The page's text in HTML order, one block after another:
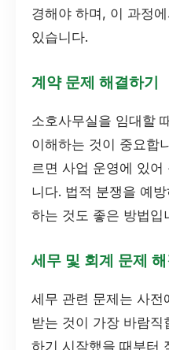
경해야 하며, 이 과정
있습니다.
계약 문제 해결하기
소호사무실을 임대할
이해하는 것이 중요합
르면 사업 운영에 있
니다. 법적 분쟁을 예
하는 것도 좋은 방법입
세무 및 회계 문제
세무 관련 문제는 사전
받는 것이 가장 바람직
하기 시작했을 때부터